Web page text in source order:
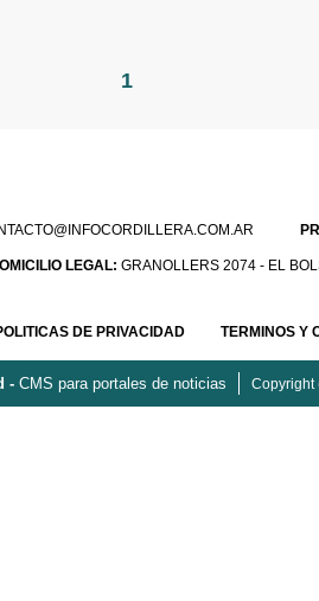
1
LEGAL:GRANOLLERS 2074 - EL
DE PRIVACIDAD TERMINOS Y
- CMS para portales de noticias Copyright